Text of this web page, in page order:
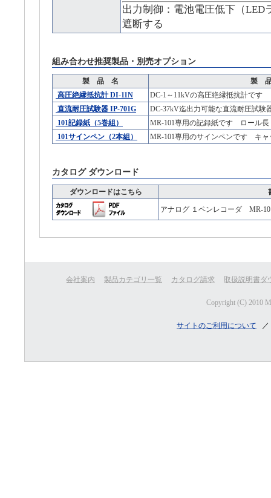
出力制御：電池電圧低下（LED
遮断する
組み合わせ推奨製品・別売オプション
製 品 名
製
高圧絶縁抵抗計 DI-11N
DC-1～11kVの高圧絶縁抵抗計です
直流耐圧試験器 IP-701G
DC-37kV迄出力可能な直流耐圧試験
101記録紙（5巻組）
MR-101専用の記録紙です ロール長
101サインペン（2本組）
MR-101専用のサインペンです キャ
カタログ ダウンロード
ダウンロードはこちら
アナログ １ペンレコーダ MR-
会社案内 製品カテゴリ一覧 カタログ請求 取扱説明書ダ
Copyright (C) 2010
サイトのご利用について